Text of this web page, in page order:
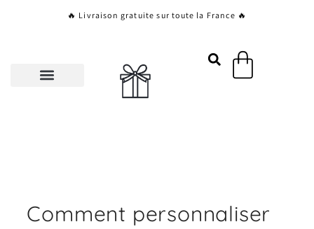
🔥 Livraison gratuite sur toute la France 🔥
Panier
Comment personnaliser